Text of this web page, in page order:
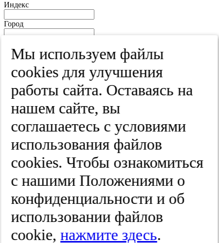
Индекс
Город
Улица
Квартира
Пароль
Повторите пароль
Мы используем файлы
cооkies для улучшения
работы сайта. Оставаясь на
нашем сайте, вы
соглашаетесь с условиями
использования файлов
cооkies. Чтобы ознакомиться
с нашими Положениями о
конфиденциальности и об
использовании файлов
cookie,нажмите здесь.